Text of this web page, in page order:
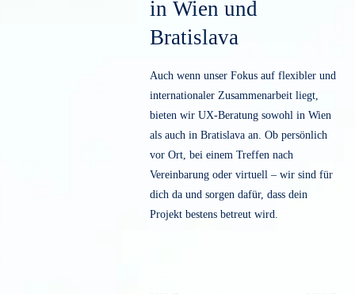
Perfekt! Nutze die Gelegenheit und
dich kostenlos von uns beraten. Wir
zeigen dir, wie du Eye-Tracking
für deine Projekte einsetzt und
Strategien dir helfen, deine Ziele zu
erreichen.
Kostenlose UX-Beratung starten!